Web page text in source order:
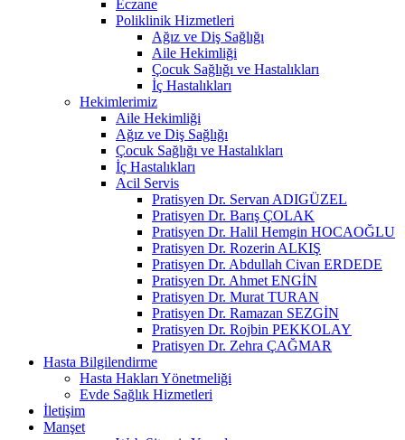
Eczane
Poliklinik Hizmetleri
Ağız ve Diş Sağlığı
Aile Hekimliği
Çocuk Sağlığı ve Hastalıkları
İç Hastalıkları
Hekimlerimiz
Aile Hekimliği
Ağız ve Diş Sağlığı
Çocuk Sağlığı ve Hastalıkları
İç Hastalıkları
Acil Servis
Pratisyen Dr. Servan ADIGÜZEL
Pratisyen Dr. Barış ÇOLAK
Pratisyen Dr. Halil Hemgin HOCAOĞLU
Pratisyen Dr. Rozerin ALKIŞ
Pratisyen Dr. Abdullah Civan ERDEDE
Pratisyen Dr. Ahmet ENGİN
Pratisyen Dr. Murat TURAN
Pratisyen Dr. Ramazan SEZGİN
Pratisyen Dr. Rojbin PEKKOLAY
Pratisyen Dr. Zehra ÇAĞMAR
Hasta Bilgilendirme
Hasta Hakları Yönetmeliği
Evde Sağlık Hizmetleri
İletişim
Manşet